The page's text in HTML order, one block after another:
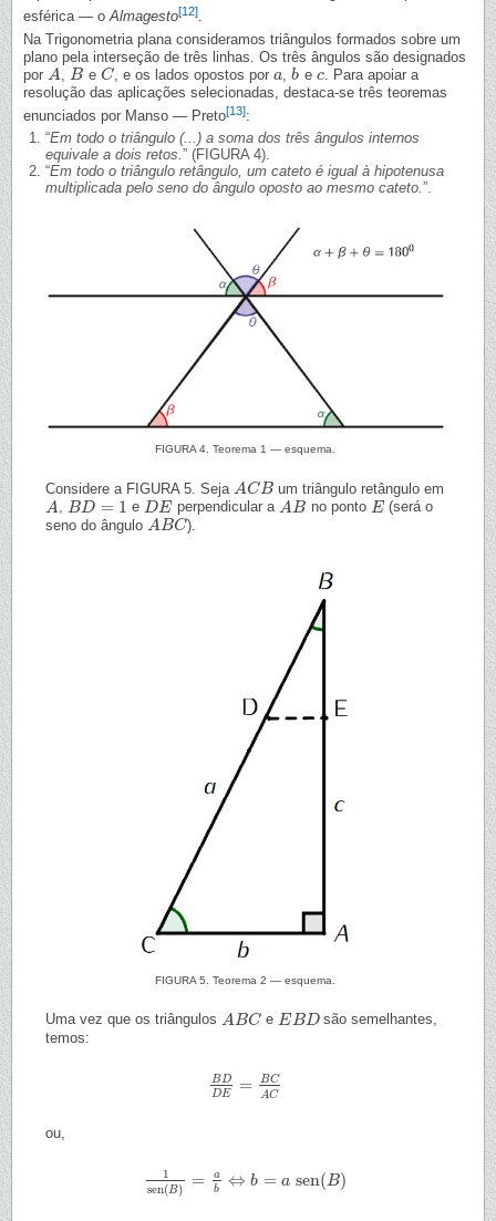
esférica — oAlmagesto[12].
Na Trigonometria plana consideramos triângulos formados sobre um
plano pela interseção de três linhas. Os três ângulos são designados
por A
A B
B e C
C , e os lados opostos por a
a ,b
b e c
c . Para apoiar a
resolução das aplicações selecionadas, destaca-se três teoremas
enunciados por Manso — Preto[13]:
“Em todo o triângulo (...) a soma dos três ângulos internos
equivale a dois retos.” (FIGURA 4).
“Em todo o triângulo retângulo, um cateto é igual à hipotenusa
multiplicada pelo seno do ângulo oposto ao mesmo cateto.”.
FIGURA 4. Teorema 1 — esquema.
Considere a FIGURA 5. Seja ACB
ACB um triângulo retângulo em
A
A , BD = 1
BD= 1 e DE
DE perpendicular a A B
AB no ponto E
E (será o
seno do ângulo ABC
ABC ).
FIGURA 5. Teorema 2 — esquema.
Uma vez que os triângulos A BC
ABC e E BD
EBD
são semelhantes,
temos:
BD
DE = BC
AC
BDD E= BCA
ou,
1
sen(B) =
a
b
⇔ b = a sen( B)
1sen(B )=a b⇔b= asen (B )